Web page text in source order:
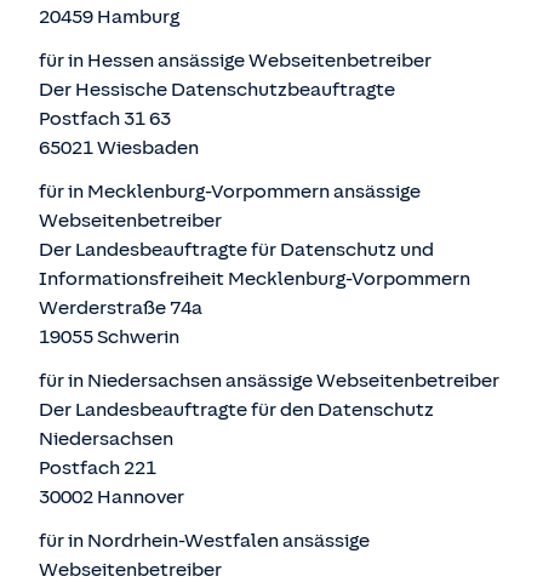
20459 Hamburg
für in Hessen ansässige Webseitenbetreiber
Der Hessische Datenschutzbeauftragte
Postfach 31 63
65021 Wiesbaden
für in Mecklenburg-Vorpommern ansässige
Webseitenbetreiber
Der Landesbeauftragte für Datenschutz und
Informationsfreiheit Mecklenburg-Vorpommern
Werderstraße 74a
19055 Schwerin
für in Niedersachsen ansässige Webseitenbetreiber
Der Landesbeauftragte für den Datenschutz
Niedersachsen
Postfach 221
30002 Hannover
für in Nordrhein-Westfalen ansässige
Webseitenbetreiber